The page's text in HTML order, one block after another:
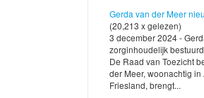
Gerda van der Meer
(20,213 x gelezen)
3 december 2024 -
zorginhoudelijk
De Raad van Toezicht
der Meer, woonachtig in
Friesland, brengt...